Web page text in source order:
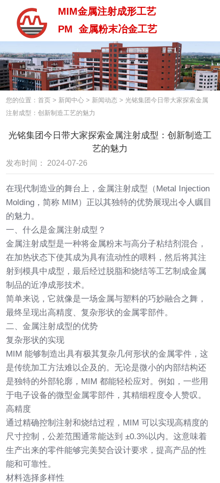
PM 金属粉末治金工艺
MIM金属注射成形工艺
PM 金属粉末冶金工艺
您的位置：首页 > 新闻中心 > 新闻动态 > 光铭集团今日带大家探索金属
注射成型：创新制造工艺的魅力
光铭集团今日带大家探索金属注射成型：创新制造工
艺的魅力
发布时间： 2024-07-26
在现代制造业的舞台上，金属注射成型（Metal Injection
Molding，简称 MIM）正以其独特的优势展现出令人瞩目
的魅力。
一、什么是金属注射成型？
金属注射成型是一种将金属粉末与高分子粘结剂混合，
在加热状态下使其成为具有流动性的喂料，然后将其注
射到模具中成型，最后经过脱脂和烧结等工艺制成金属
制品的近净成形技术。
简单来说，它就像是一场金属与塑料的巧妙融合之舞，
最终呈现出高精度、复杂形状的金属零部件。
二、金属注射成型的优势
复杂形状的实现
MIM 能够制造出具有极其复杂几何形状的金属零件，这
是传统加工方法难以企及的。无论是微小的内部结构还
是独特的外部轮廓，MIM 都能轻松应对。例如，一些用
于电子设备的微型金属零部件，其精细程度令人赞叹。
高精度
通过精确控制注射和烧结过程，MIM 可以实现高精度的
尺寸控制，公差范围通常能达到 ±0.3%以内。这意味着
生产出来的零件能够完美契合设计要求，提高产品的性
能和可靠性。
材料选择多样性